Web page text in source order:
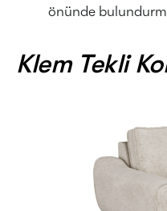
önünde
Klem Tekli